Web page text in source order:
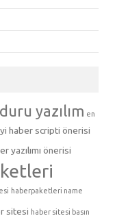
duru yazılım en
haber scripti önerisi
yazılımı önerisi
haberpaketleri name
sitesi haber sitesi basın